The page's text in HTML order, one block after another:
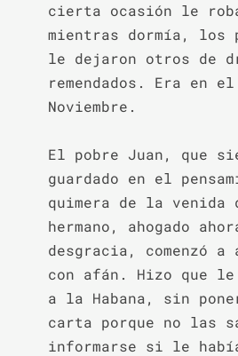
cierta ocasión le
mientras dormía, los
le dejaron otros de
remendados. Era en el
Noviembre.
El pobre Juan, que
guardado en el
quimera de la venida
hermano, ahogado
desgracia, comenzó
con afán. Hizo que
a la Habana, sin
carta porque no las
informarse si le